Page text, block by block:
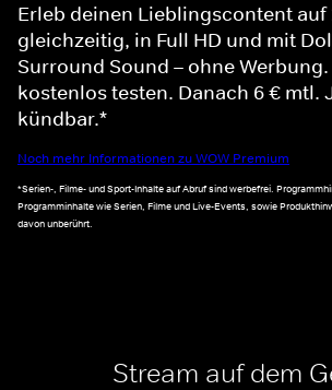
Erleb deinen Lieblingscontent auf
gleichzeitig, in Full HD und mit
Surround Sound – ohne Werbung.
kostenlos testen. Danach 6 € mtl.
kündbar.*
Noch mehr Informationen zu WOW Premium
*Serien-, Filme- und Sport-Inhalte auf Abruf sind werbefrei.
Programminhalte wie Serien, Filme und Live-Events, sowie
davon unberührt.
Stream auf dem